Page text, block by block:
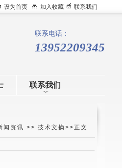
设为首页 加入收藏 联系我们
联系电话：
13952209345
联系我们
闻资讯 >> 技术文摘>>正文